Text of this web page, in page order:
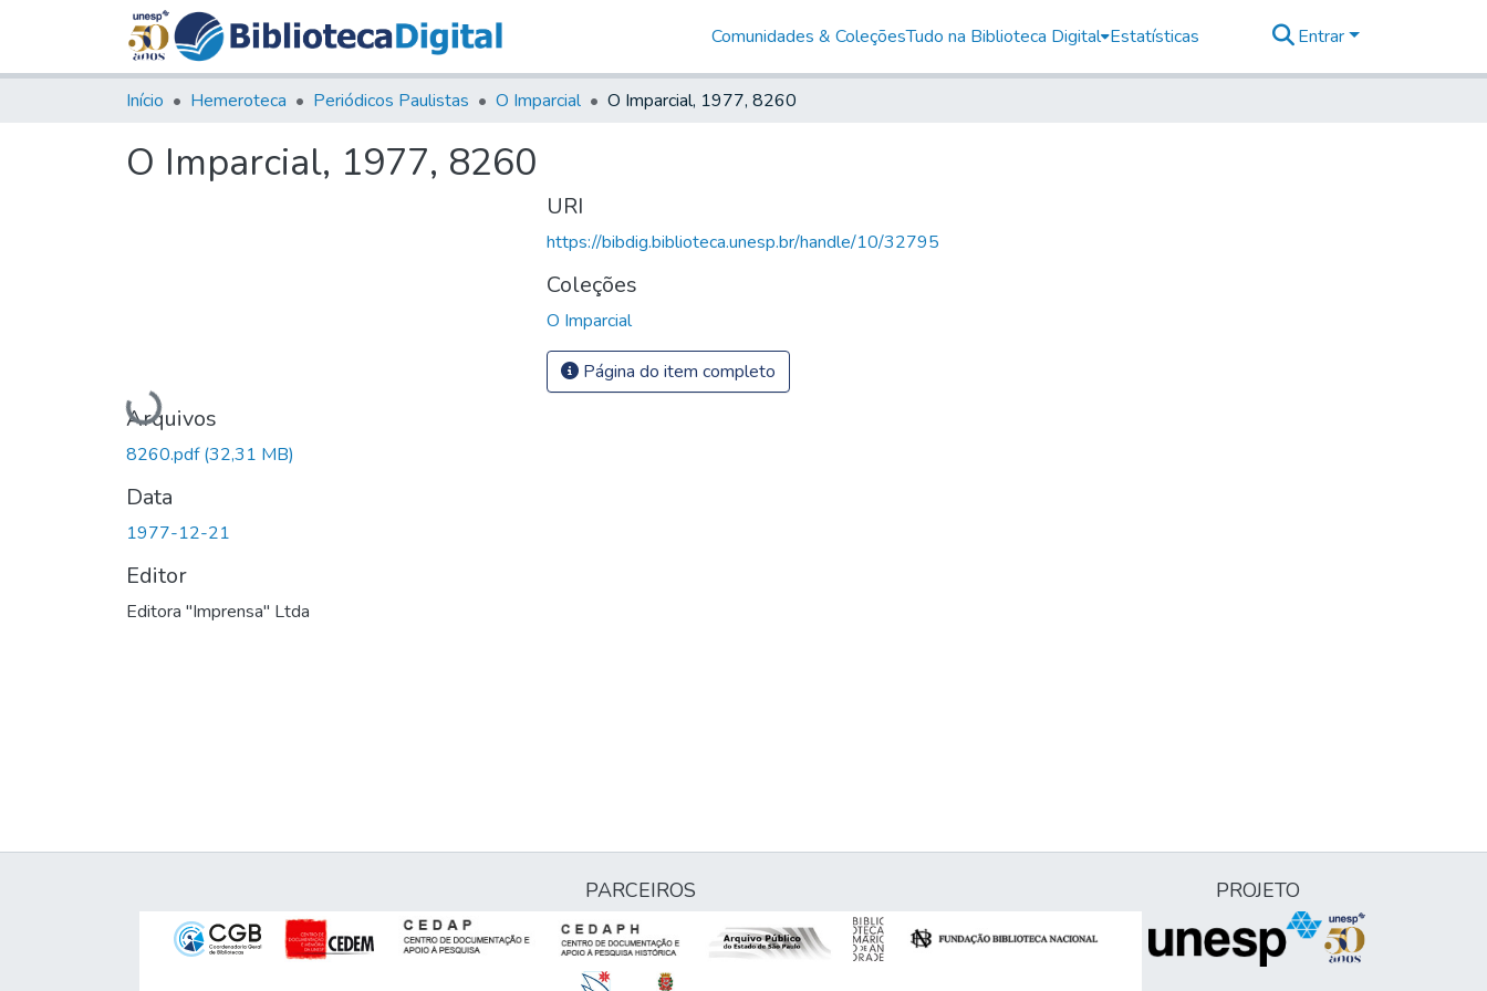
Comunidades & ColeçõesTudo na Biblioteca Digital Estatísticas Entrar
Início Hemeroteca Periódicos Paulistas O Imparcial O Imparcial, 1977, 8260
O Imparcial, 1977, 8260
Carregando...
Arquivos
8260.pdf(32,31 MB)
Data
1977-12-21
Editor
Editora "Imprensa" Ltda
URI
https://bibdig.biblioteca.unesp.br/handle/10/32795
Coleções
O Imparcial
Página do item completo
PARCEIROS PROJETO